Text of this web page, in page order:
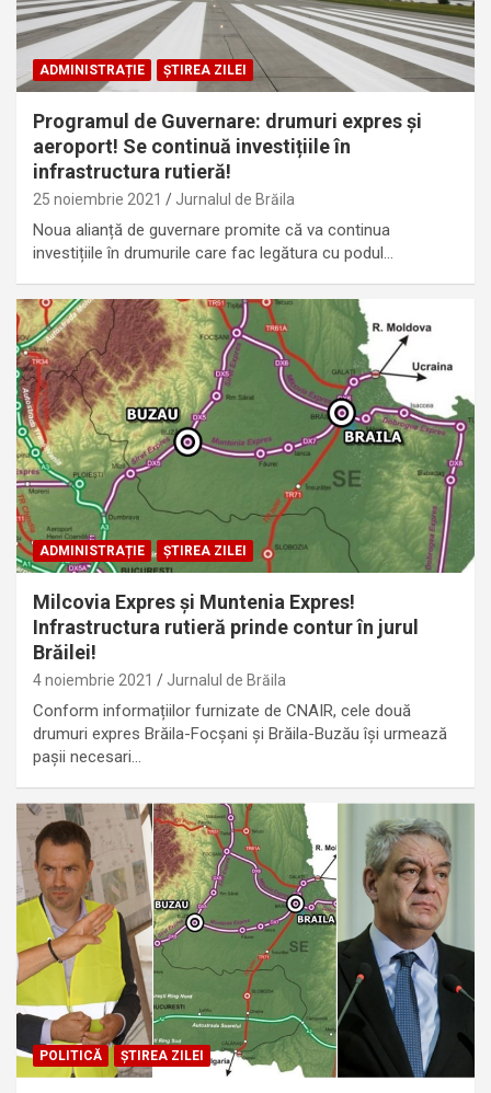
ADMINISTRAȚIE ȘTIREA ZILEI
Programul de Guvernare: drumuri expres și
aeroport! Se continuă investițiile în
infrastructura rutieră!
25 noiembrie 2021 Jurnalul de Brăila
Noua alianță de guvernare promite că va continua
investițiile în drumurile care fac legătura cu podul…
ADMINISTRAȚIE ȘTIREA ZILEI
Milcovia Expres și Muntenia Expres!
Infrastructura rutieră prinde contur în jurul
Brăilei!
4 noiembrie 2021 Jurnalul de Brăila
Conform informațiilor furnizate de CNAIR, cele două
drumuri expres Brăila-Focșani și Brăila-Buzău își urmează
pașii necesari…
POLITICĂ ȘTIREA ZILEI